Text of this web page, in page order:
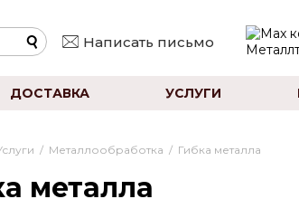
Написать письмо
ДОСТАВКА УСЛУГИ
/ Металлообработка / Гибка металла
металла